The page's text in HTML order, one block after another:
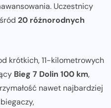
Uczestnicy
20 różnorodnych
krótkich, 11-kilometrowych
Bieg 7 Dolin 100 km,
nawet najbardziej